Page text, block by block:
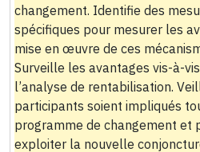
changement. Identifie des
spécifiques pour mesurer les
mise en œuvre de ces
Surveille les avantages vis-à-
l’analyse de rentabilisation.
participants soient impliqués
programme de changement et
exploiter la nouvelle